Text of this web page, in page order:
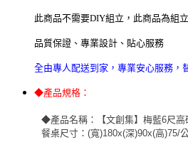
此商品不需要DIY組立，此商品為組
品質保證、專業設計、貼心服務
全由專人配送到家，專業安心服務，
◆產品規格：
◆產品名稱：【文創集】梅藍6尺高
餐桌尺寸：(寬)180x(深)90x(高)75/